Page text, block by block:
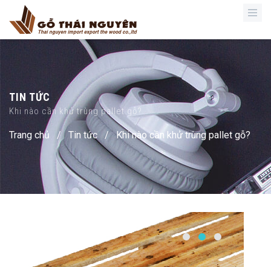
TIN TỨC
Khi nào cần khử trùng pallet gỗ?
Trang chủ / Tin tức / Khi nào cần khử trùng pallet gỗ?